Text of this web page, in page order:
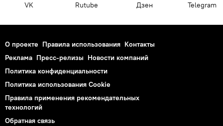
VK Rutube Дзен Telegram
О проекте Правила использования Контакты
Реклама Пресс-релизы Новости компаний
Политика конфиденциальности
Политика использования Cookie
Правила применения рекомендательных
технологий
Обратная связь